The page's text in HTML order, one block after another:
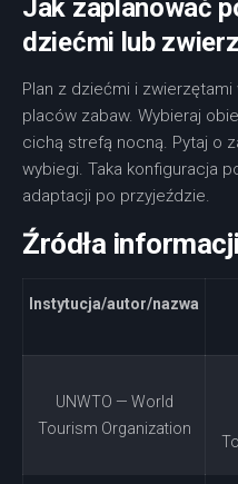
Jak zaplanować
dziećmi lub
Plan z dziećmi i
placów zabaw. Wybieraj
cichą strefą nocną. Pytaj o
wybiegi. Taka konfiguracja
adaptacji po przyjeździe.
Źródła informacji
Instytucja/autor/nazwa
UNWTO — World
Tourism Organization